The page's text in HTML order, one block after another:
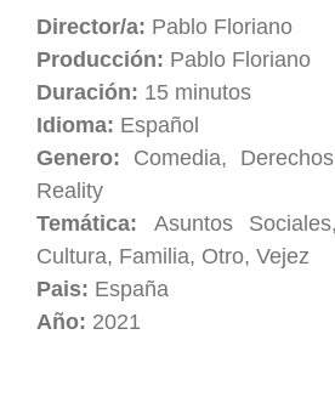
Director/a: Pablo Floriano
Producción: Pablo Floriano
Duración: 15 minutos
Idioma: Español
Genero: Comedia,
Reality
Temática: Asuntos
Cultura, Familia, Otro, Vejez
Pais: España
Año: 2021